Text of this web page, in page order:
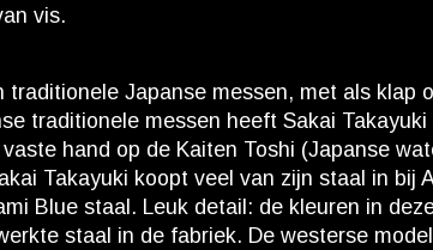
vis.
Japanse messen, met als klap
traditionele messen heeft Sakai
hand op de Kaiten Toshi (Japanse
Takayuki koopt veel van zijn staal in bij
Blue staal. Leuk detail: de kleuren in
staal in de fabriek. De westerse